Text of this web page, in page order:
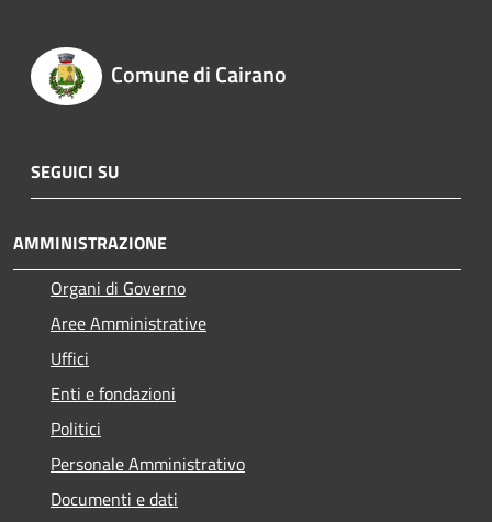
Comune di Cairano
SEGUICI SU
AMMINISTRAZIONE
Organi di Governo
Aree Amministrative
Uffici
Enti e fondazioni
Politici
Personale Amministrativo
Documenti e dati